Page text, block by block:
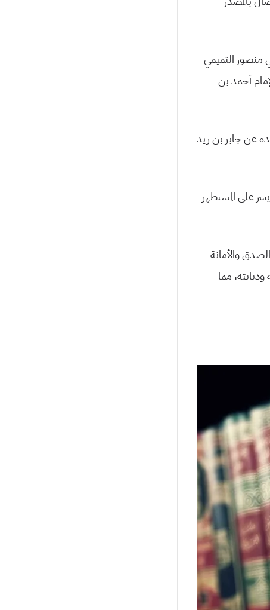
منصور التميمي
أحمد بن
عن جابر بن زيد
على المستظهر
والأمانة
مما